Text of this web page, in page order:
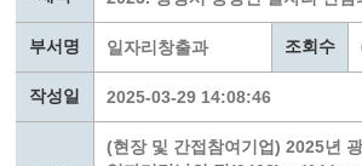
부서명 일자리창출과 조회수
작성일 2025-03-29 14:08:46
(현장 및 간접참여기업) 2025년